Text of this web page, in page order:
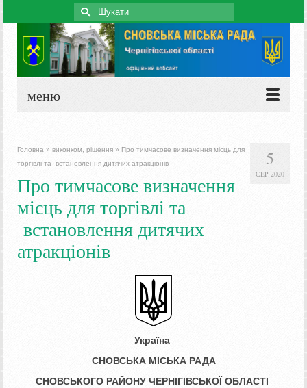
Search
for:
меню
5
СЕР 2020
Головна » виконком, рішення » Про тимчасове визначення місць для
торгівлі та встановлення дитячих атракціонів
Про тимчасове визначення
місць для торгівлі та
встановлення дитячих
атракціонів
Україна
СНОВСЬКА МІСЬКА РАДА
СНОВСЬКОГО РАЙОНУ ЧЕРНІГІВСЬКОЇ ОБЛАСТІ